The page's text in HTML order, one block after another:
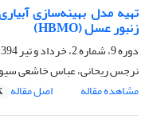
تهیه مدل بهینه‌‌سازی
زنبور عسل (HBMO)
دوره 9، شماره 2، خرداد و تیر 1394، صفحه
نرجس ریحانی، عباس خاشعی
مشاهده مقاله
اصل مقاله